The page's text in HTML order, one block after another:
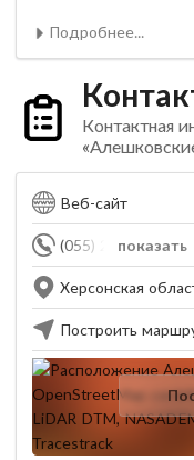
Подробнее...
Контактная
Веб-сайт
показать
(055) 235-51-52
Херсонская
Построить